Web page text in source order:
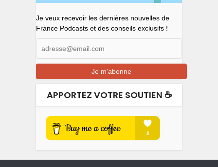
Je veux recevoir les dernières nouvelles de
France Podcasts et des conseils exclusifs !
APPORTEZ VOTRE SOUTIEN ☕️